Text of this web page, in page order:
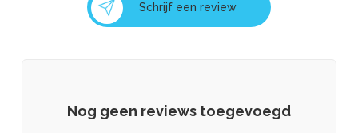
Schrijf een review
Nog geen reviews toegevoegd